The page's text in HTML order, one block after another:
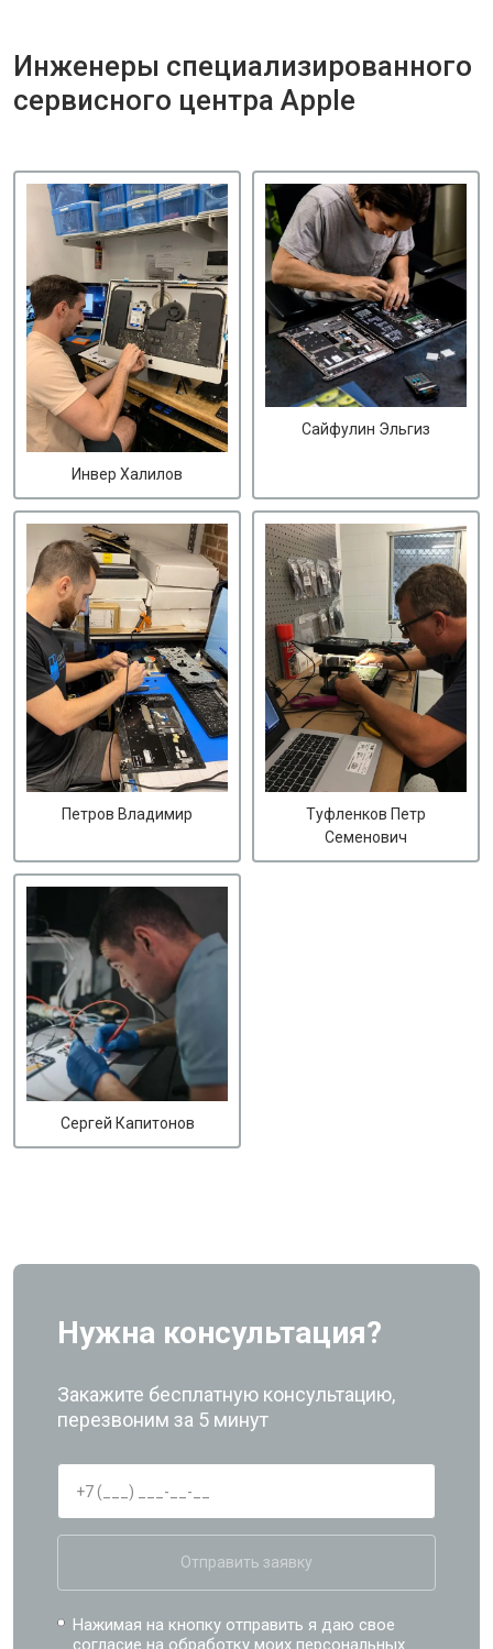
Инженеры специализированного
сервисного центра Apple
Инвер Халилов
Сайфулин Эльгиз
Петров Владимир
Туфленков Петр
Семенович
Сергей Капитонов
Нужна консультация?
Закажите бесплатную консультацию,
перезвоним за 5 минут
Отправить заявку
Нажимая на кнопку отправить я даю свое